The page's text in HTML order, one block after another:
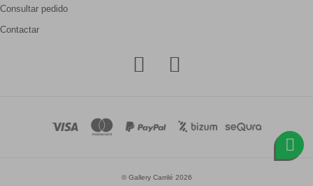
Consultar pedido
Contactar
© Gallery Carrilé 2026